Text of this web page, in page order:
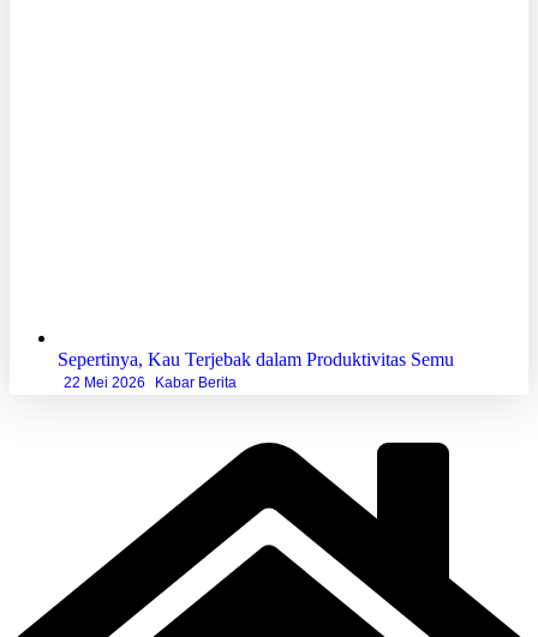
Sepertinya, Kau Terjebak dalam Produktivitas Semu
22 Mei 2026 Kabar Berita